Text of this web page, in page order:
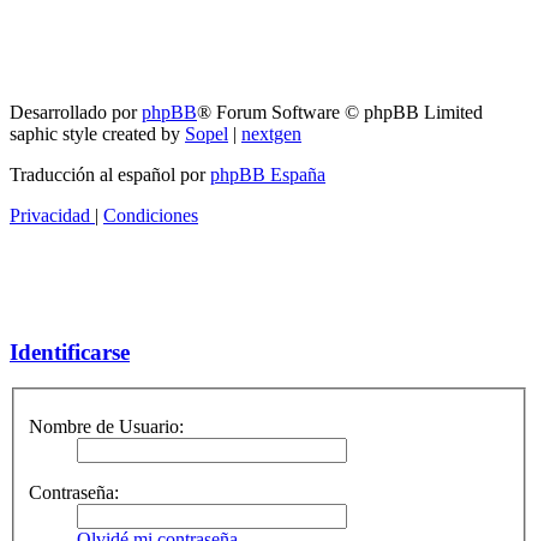
Desarrollado porphpBB® Forum Software © phpBB Limited
saphic style created by Sopel | nextgen
Traducción al español porphpBB España
Privacidad | Condiciones
Identificarse
Nombre de Usuario:
Contraseña: